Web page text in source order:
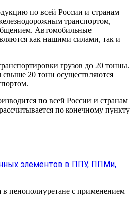
по всей России и странам
транспортом,
Автомобильные
как нашими силами, так и
грузов до 20 тонны.
свыше 20 тонн осуществляются
по всей России и странам
по конечному пункту
элементов в ППУ, ППМи,
в пенополиуретане с применением